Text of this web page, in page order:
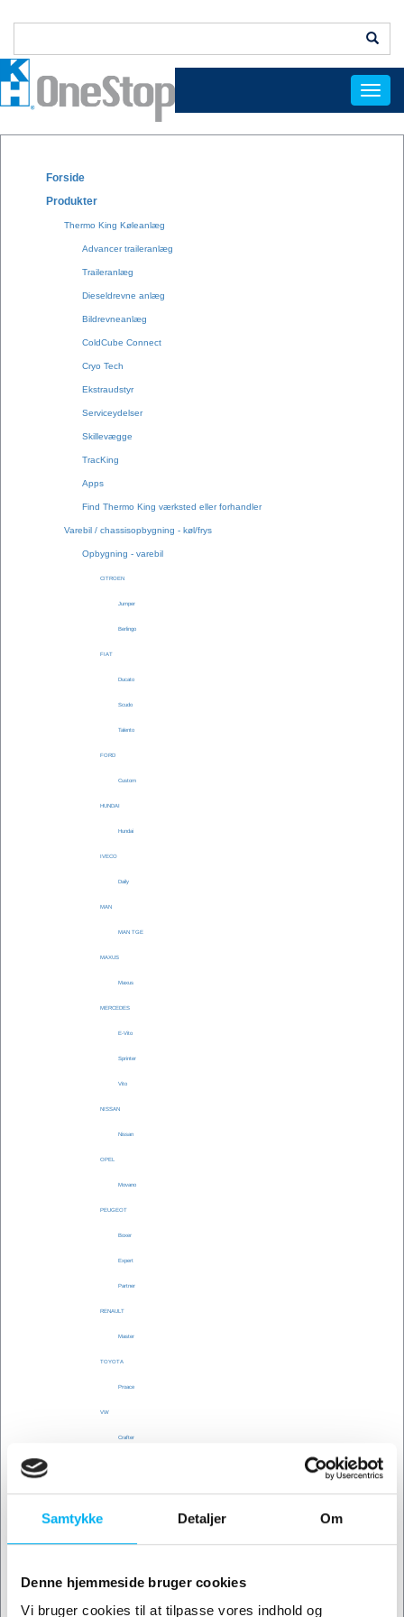
Samtykke Detaljer Om
Denne hjemmeside bruger cookies
Vi bruger cookies til at tilpasse vores indhold og
Menu
Forside
Produkter
Thermo King Køleanlæg
Advancer traileranlæg
Traileranlæg
Dieseldrevne anlæg
Bildrevneanlæg
ColdCube Connect
Cryo Tech
Ekstraudstyr
Serviceydelser
Skillevægge
TracKing
Apps
Find Thermo King værksted eller forhandler
Varebil / chassisopbygning - køl/frys
Opbygning - varebil
CITROEN
Jumper
Berlingo
FIAT
Ducato
Scudo
Talento
FORD
Custom
HUNDAI
Hundai
IVECO
Daily
MAN
MAN TGE
MAXUS
Maxus
MERCEDES
E-Vito
Sprinter
Vito
NISSAN
Nissan
OPEL
Movano
PEUGEOT
Boxer
Expert
Partner
RENAULT
Master
TOYOTA
Proace
VW
Crafter
Trailer Service
Skillevægge
Låseanordning